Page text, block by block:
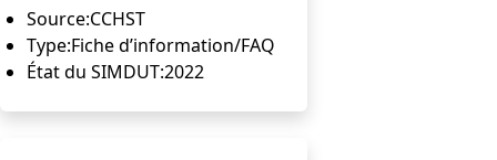
Source:CCHST
Type:Fiche d’information/FAQ
État du SIMDUT:2022